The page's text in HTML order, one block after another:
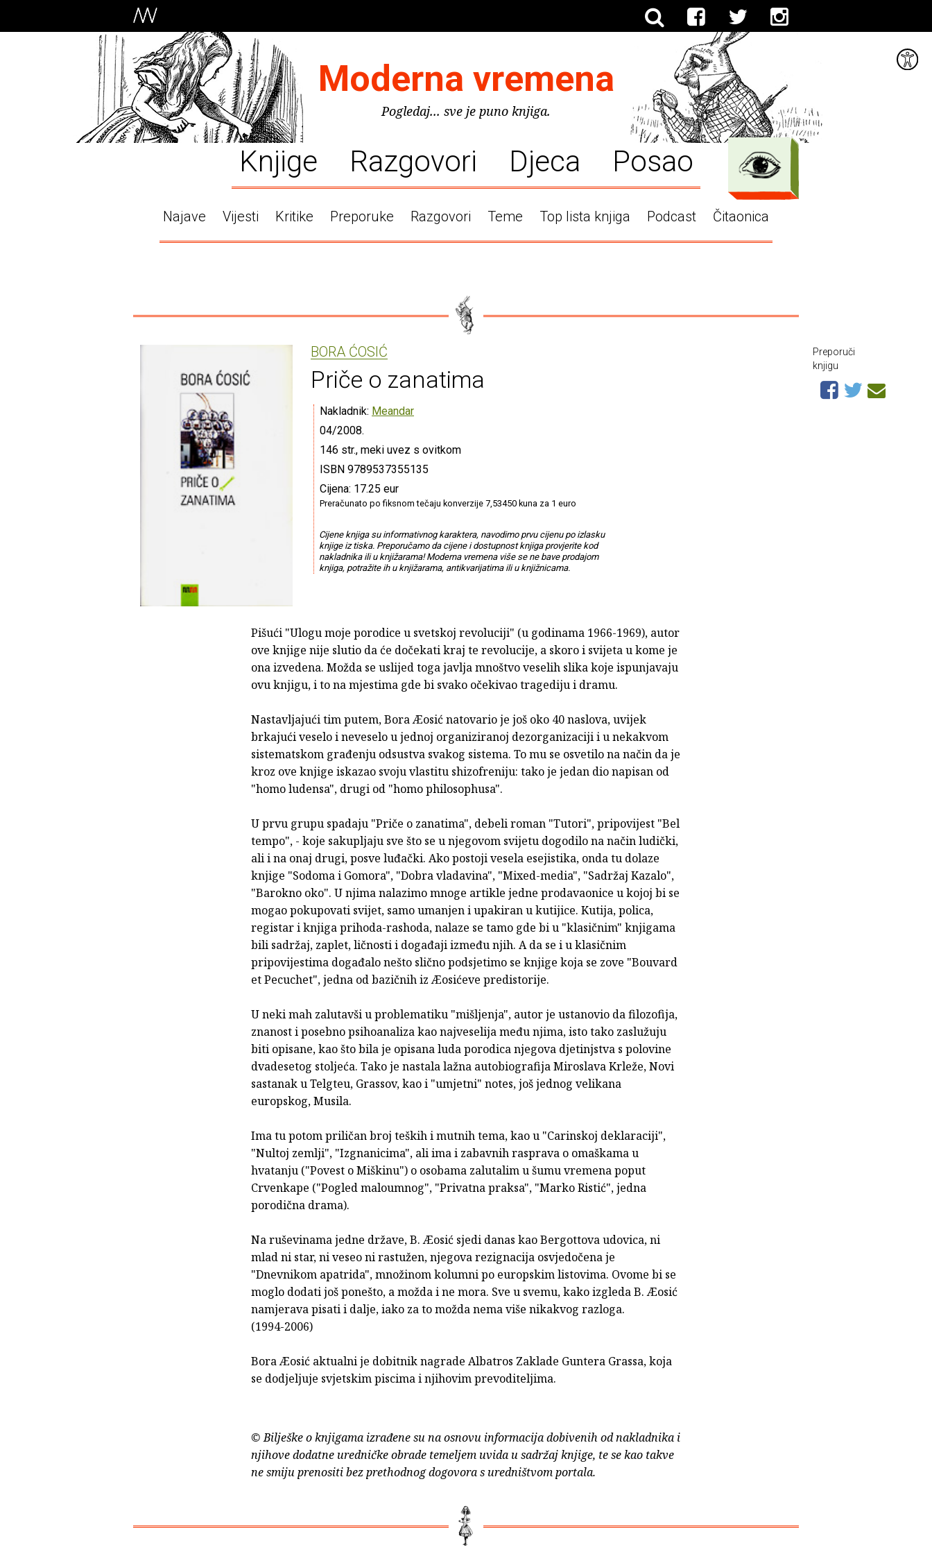
Moderna vremena
Pogledaj... sve je puno knjiga.
Knjige Razgovori Djeca Posao
Najave Vijesti Kritike Preporuke Razgovori Teme Top lista knjiga Podcast Čitaonica
BORA ĆOSIĆ
Priče o zanatima
Nakladnik: Meandar
04/2008.
146 str., meki uvez s ovitkom
ISBN 9789537355135
Cijena: 17.25 eur
Preračunato po fiksnom tečaju konverzije 7,53450 kuna za 1 euro
Cijene knjiga su informativnog karaktera, navodimo prvu cijenu po izlasku
knjige iz tiska. Preporučamo da cijene i dostupnost knjiga provjerite kod
nakladnika ili u knjižarama! Moderna vremena više se ne bave prodajom
knjiga, potražite ih u knjižarama, antikvarijatima ili u knjižnicama.
Pišući "Ulogu moje porodice u svetskoj revoluciji" (u godinama 1966-1969), autor
ove knjige nije slutio da će dočekati kraj te revolucije, a skoro i svijeta u kome je
ona izvedena. Možda se uslijed toga javlja mnoštvo veselih slika koje ispunjavaju
ovu knjigu, i to na mjestima gde bi svako očekivao tragediju i dramu.
Nastavljajući tim putem, Bora Æosić natovario je još oko 40 naslova, uvijek
brkajući veselo i neveselo u jednoj organiziranoj dezorganizaciji i u nekakvom
sistematskom građenju odsustva svakog sistema. To mu se osvetilo na način da je
kroz ove knjige iskazao svoju vlastitu shizofreniju: tako je jedan dio napisan od
"homo ludensa", drugi od "homo philosophusa".
U prvu grupu spadaju "Priče o zanatima", debeli roman "Tutori", pripovijest "Bel
tempo", - koje sakupljaju sve što se u njegovom svijetu dogodilo na način ludički,
ali i na onaj drugi, posve luđački. Ako postoji vesela esejistika, onda tu dolaze
knjige "Sodoma i Gomora", "Dobra vladavina", "Mixed-media", "Sadržaj Kazalo",
"Barokno oko". U njima nalazimo mnoge artikle jedne prodavaonice u kojoj bi se
mogao pokupovati svijet, samo umanjen i upakiran u kutijice. Kutija, polica,
registar i knjiga prihoda-rashoda, nalaze se tamo gde bi u "klasičnim" knjigama
bili sadržaj, zaplet, ličnosti i događaji između njih. A da se i u klasičnim
pripovijestima događalo nešto slično podsjetimo se knjige koja se zove "Bouvard
et Pecuchet", jedna od bazičnih iz Æosićeve predistorije.
U neki mah zalutavši u problematiku "mišljenja", autor je ustanovio da filozofija,
znanost i posebno psihoanaliza kao najveselija među njima, isto tako zaslužuju
biti opisane, kao što bila je opisana luda porodica njegova djetinjstva s polovine
dvadesetog stoljeća. Tako je nastala lažna autobiografija Miroslava Krleže, Novi
sastanak u Telgteu, Grassov, kao i "umjetni" notes, još jednog velikana
europskog, Musila.
Ima tu potom priličan broj teških i mutnih tema, kao u "Carinskoj deklaraciji",
"Nultoj zemlji", "Izgnanicima", ali ima i zabavnih rasprava o omaškama u
hvatanju ("Povest o Miškinu") o osobama zalutalim u šumu vremena poput
Crvenkape ("Pogled maloumnog", "Privatna praksa", "Marko Ristić", jedna
porodična drama).
Na ruševinama jedne države, B. Æosić sjedi danas kao Bergottova udovica, ni
mlad ni star, ni veseo ni rastužen, njegova rezignacija osvjedočena je
"Dnevnikom apatrida", množinom kolumni po europskim listovima. Ovome bi se
moglo dodati još ponešto, a možda i ne mora. Sve u svemu, kako izgleda B. Æosić
namjerava pisati i dalje, iako za to možda nema više nikakvog razloga.
(1994-2006)
Bora Æosić aktualni je dobitnik nagrade Albatros Zaklade Guntera Grassa, koja
se dodjeljuje svjetskim piscima i njihovim prevoditeljima.
© Bilješke o knjigama izrađene su na osnovu informacija dobivenih od nakladnika i
njihove dodatne uredničke obrade temeljem uvida u sadržaj knjige, te se kao takve
ne smiju prenositi bez prethodnog dogovora s uredništvom portala.
Preporuči
knjigu